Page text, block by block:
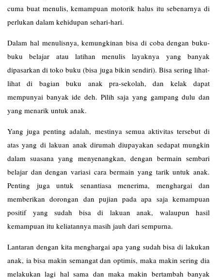
cuma buat menulis, kemampuan motorik halus itu sebenarnya di
perlukan dalam kehidupan sehari-hari.
Dalam hal menulisnya, kemungkinan bisa di coba dengan buku-
buku belajar atau latihan menulis layaknya yang banyak
dipasarkan di toko buku (bisa juga bikin sendiri). Bisa sering lihat-
lihat di bagian buku anak pra-sekolah, dan kelak dapat
mempunyai banyak ide deh. Pilih saja yang gampang dulu dan
yang menarik untuk anak.
Yang juga penting adalah, mestinya semua aktivitas tersebut di
atas yang di lakuan anak dirumah diupayakan sedapat mungkin
dalam suasana yang menyenangkan, dengan bermain sembari
belajar dan dengan variasi cara bermain yang tarik untuk anak.
Penting juga untuk senantiasa menerima, menghargai dan
memberikan dorongan dan pujian pada apa saja kemampuan
positif yang sudah bisa di lakuan anak, walaupun hasil
kemampuan itu keliatannya masih jauh dari sempurna.
Lantaran dengan kita menghargai apa yang sudah bisa di lakukan
anak, ia bisa makin semangat dan optimis, maka makin sering dia
melakukan lagi hal sama dan maka makin bertambah banyak